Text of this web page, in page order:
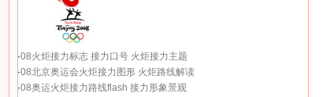
·08火炬接力标志 接力口号 火炬接力主题
·08北京奥运会火炬接力图形 火炬路线解读
·08奥运火炬接力路线flash 接力形象景观